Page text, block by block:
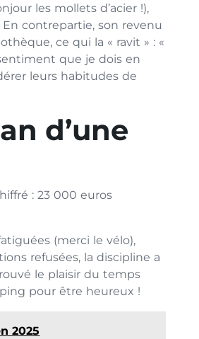
les mollets d’acier !),
contrepartie, son revenu
ce qui la « ravit » : «
que je dois en
leurs habitudes de
d’une
: 23 000 euros
(merci le vélo),
refusées, la discipline a
le plaisir du temps
pour être heureux !
2025